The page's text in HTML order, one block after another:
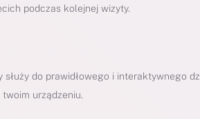
podczas kolejnej wizyty.
do prawidłowego i interaktywnego
urządzeniu.